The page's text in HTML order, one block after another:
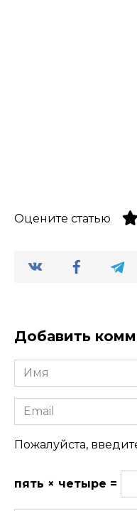
Оцените статью
Добавить
Имя
Email
Пожалуйста,
пять × четыре =